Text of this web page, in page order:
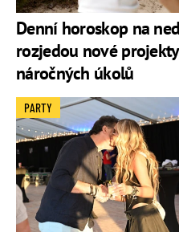
Denní horoskop na
rozjedou nové
náročných úkolů
PARTY